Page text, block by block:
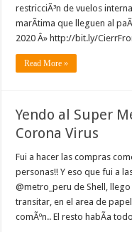
restricciÃ³n de vuelos
marÃ­tima que lleguen al
2020 Â» http://bit.ly/
Read More »
Yendo al Super
Corona Virus
Fui a hacer las compras
personas!! Y eso que fui a
@metro_peru de Shell,
transitar, en el area de
comÃºn.. El resto habÃ­a